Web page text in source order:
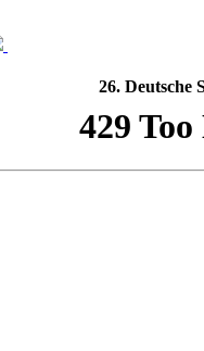
26. Deutsche